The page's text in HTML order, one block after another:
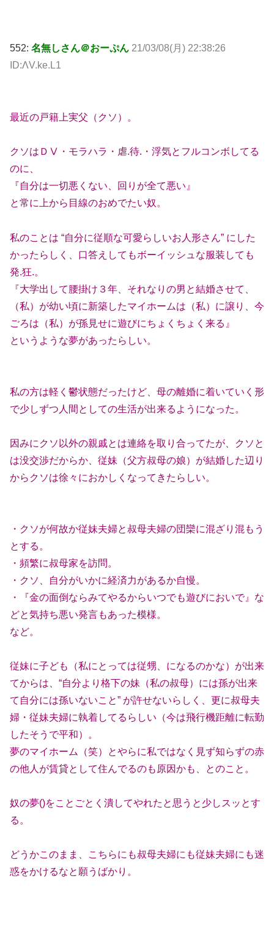
552: 名無しさん＠おーぷん 21/03/08(月) 22:38:26
ID:ΛV.ke.L1
最近の戸籍上実父（クソ）。
クソはＤⅤ・モラハラ・虐.待.・浮気とフルコンボしてる
のに、
『自分は一切悪くない、回りが全て悪い』
と常に上から目線のおめでたい奴。
私のことは “自分に従順な可愛らしいお人形さん” にした
かったらしく、口答えしてもボーイッシュな服装しても
発.狂.。
『大学出して腰掛け３年、それなりの男と結婚させて、
（私）が幼い頃に新築したマイホームは（私）に譲り、今
ごろは（私）が孫見せに遊びにちょくちょく来る』
というような夢があったらしい。
私の方は軽く鬱状態だったけど、母の離婚に着いていく形
で少しずつ人間としての生活が出来るようになった。
因みにクソ以外の親戚とは連絡を取り合ってたが、クソと
は没交渉だからか、従妹（父方叔母の娘）が結婚した辺り
からクソは徐々におかしくなってきたらしい。
・クソが何故か従妹夫婦と叔母夫婦の団欒に混ざり混もう
とする。
・頻繁に叔母家を訪問。
・クソ、自分がいかに経済力があるか自慢。
・『金の面倒ならみてやるからいつでも遊びにおいで』な
どと気持ち悪い発言もあった模様。
など。
従妹に子ども（私にとっては従甥、になるのかな）が出来
てからは、“自分より格下の妹（私の叔母）には孫が出来
て自分には孫いないこと” が許せないらしく、更に叔母夫
婦・従妹夫婦に執着してるらしい（今は飛行機距離に転勤
したそうで平和）。
夢のマイホーム（笑）とやらに私ではなく見ず知らずの赤
の他人が賃貸として住んでるのも原因かも、とのこと。
奴の夢()をことごとく潰してやれたと思うと少しスッとす
る。
どうかこのまま、こちらにも叔母夫婦にも従妹夫婦にも迷
惑をかけるなと願うばかり。